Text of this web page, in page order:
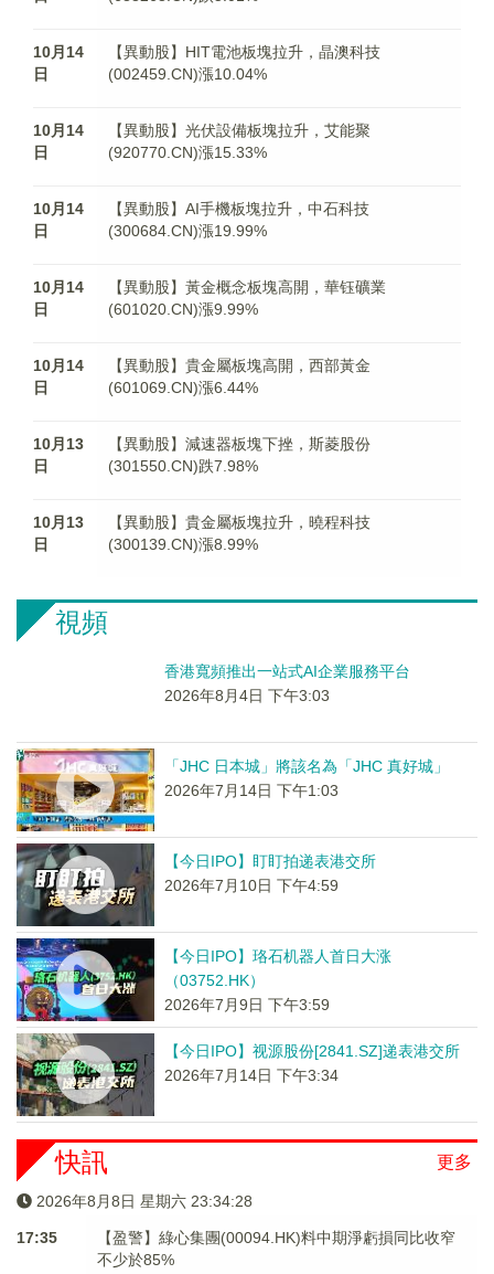
10月14
日
【異動股】HIT電池板塊拉升，晶澳科技
(002459.CN)漲10.04%
10月14
日
【異動股】光伏設備板塊拉升，艾能聚
(920770.CN)漲15.33%
10月14
日
【異動股】AI手機板塊拉升，中石科技
(300684.CN)漲19.99%
10月14
日
【異動股】黃金概念板塊高開，華钰礦業
(601020.CN)漲9.99%
10月14
日
【異動股】貴金屬板塊高開，西部黃金
(601069.CN)漲6.44%
10月13
日
【異動股】減速器板塊下挫，斯菱股份
(301550.CN)跌7.98%
10月13
日
【異動股】貴金屬板塊拉升，曉程科技
(300139.CN)漲8.99%
視頻
香港寬頻推出一站式AI企業服務平台
2026年8月4日 下午3:03
「JHC 日本城」將該名為「JHC 真好城」
2026年7月14日 下午1:03
【今日IPO】盯盯拍递表港交所
2026年7月10日 下午4:59
【今日IPO】珞石机器人首日大涨
（03752.HK）
2026年7月9日 下午3:59
【今日IPO】视源股份[2841.SZ]递表港交所
2026年7月14日 下午3:34
更多
快訊
2026年8月8日 星期六 23:34:29
17:35
【盈警】綠心集團(00094.HK)料中期淨虧損同比收窄
不少於85%